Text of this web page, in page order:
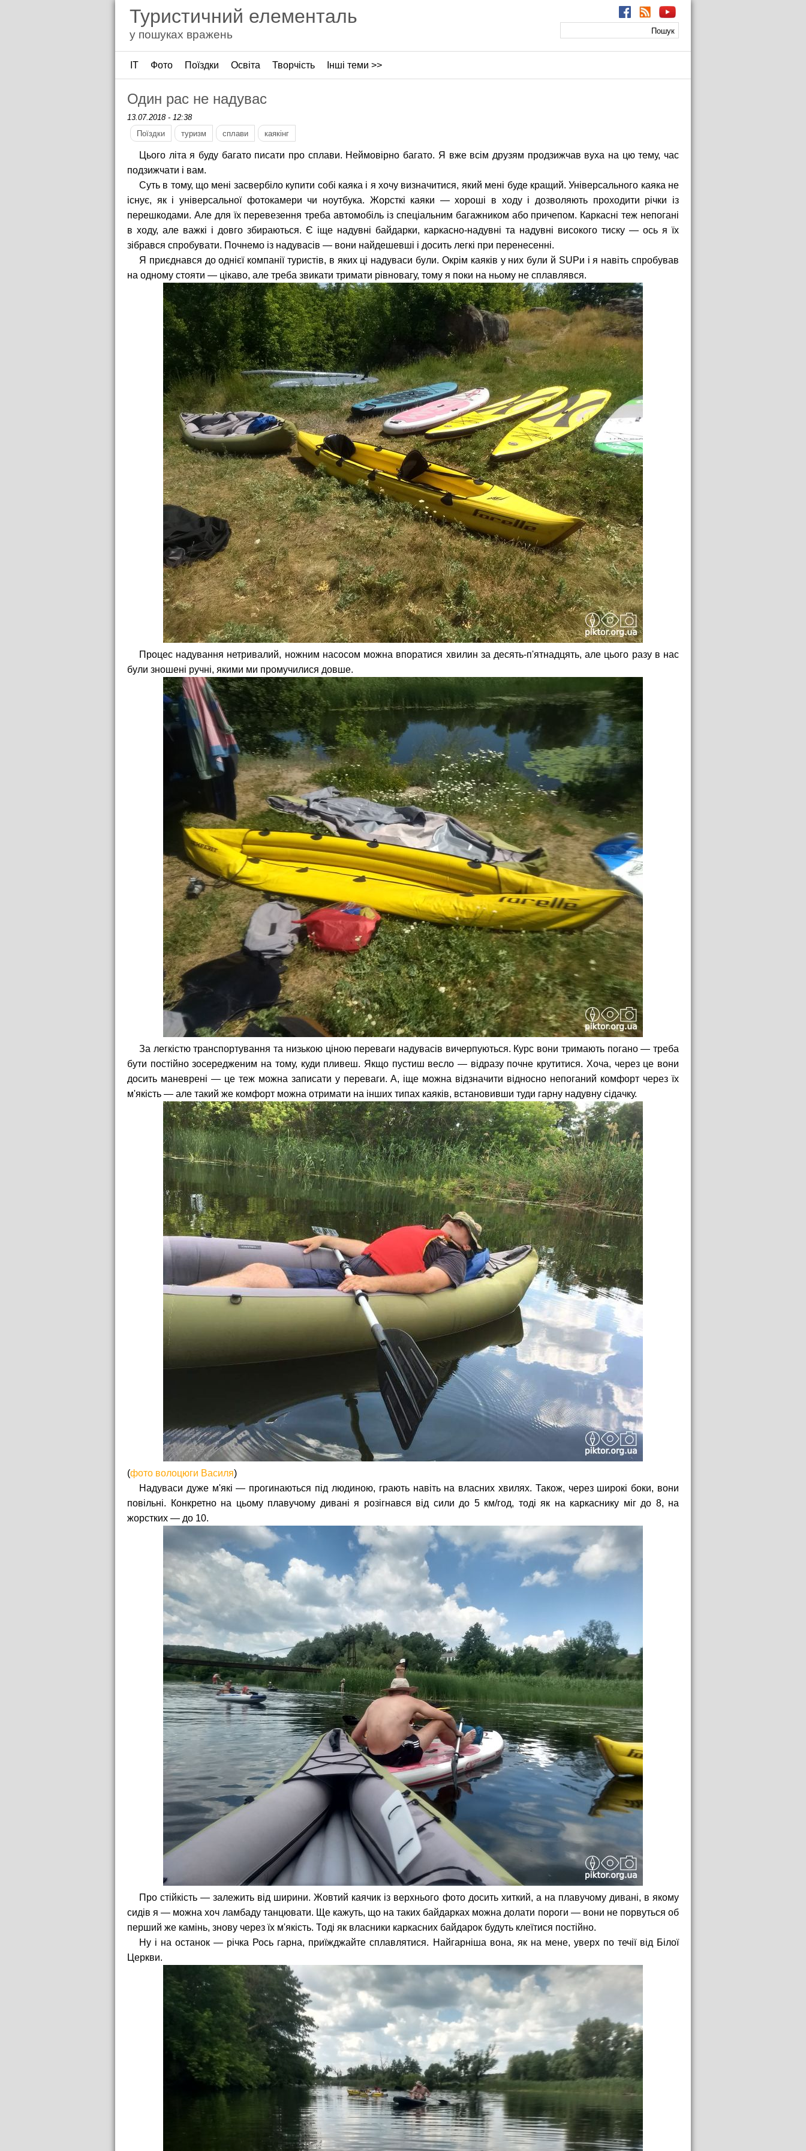
Туристичний елементаль
у пошуках вражень
Пошукова
форма
ІТ Фото Поїздки Освіта Творчість Інші теми >>
Один рас не надувас
13.07.2018 - 12:38
Поїздки
туризм сплави каякінг
Цього літа я буду багато писати про сплави. Неймовірно багато. Я вже всім друзям продзижчав вуха на цю тему, час
подзижчати і вам.
Суть в тому, що мені засвербіло купити собі каяка і я хочу визначитися, який мені буде кращий. Універсального каяка не
існує, як і універсальної фотокамери чи ноутбука. Жорсткі каяки — хороші в ходу і дозволяють проходити річки із
перешкодами. Але для їх перевезення треба автомобіль із спеціальним багажником або причепом. Каркасні теж непогані
в ходу, але важкі і довго збираються. Є іще надувні байдарки, каркасно-надувні та надувні високого тиску — ось я їх
зібрався спробувати. Почнемо із надувасів — вони найдешевші і досить легкі при перенесенні.
Я приєднався до однієї компанії туристів, в яких ці надуваси були. Окрім каяків у них були й SUPи і я навіть спробував
на одному стояти — цікаво, але треба звикати тримати рівновагу, тому я поки на ньому не сплавлявся.
Процес надування нетривалий, ножним насосом можна впоратися хвилин за десять-п'ятнадцять, але цього разу в нас
були зношені ручні, якими ми промучилися довше.
За легкістю транспортування та низькою ціною переваги надувасів вичерпуються. Курс вони тримають погано — треба
бути постійно зосередженим на тому, куди пливеш. Якщо пустиш весло — відразу почне крутитися. Хоча, через це вони
досить маневрені — це теж можна записати у переваги. А, іще можна відзначити відносно непоганий комфорт через їх
м'якість — але такий же комфорт можна отримати на інших типах каяків, встановивши туди гарну надувну сідачку.
(фото волоцюги Василя)
Надуваси дуже м'які — прогинаються під людиною, грають навіть на власних хвилях. Також, через широкі боки, вони
повільні. Конкретно на цьому плавучому дивані я розігнався від сили до 5 км/год, тоді як на каркаснику міг до 8, на
жорстких — до 10.
Про стійкість — залежить від ширини. Жовтий каячик із верхнього фото досить хиткий, а на плавучому дивані, в якому
сидів я — можна хоч ламбаду танцювати. Ще кажуть, що на таких байдарках можна долати пороги — вони не порвуться об
перший же камінь, знову через їх м'якість. Тоді як власники каркасних байдарок будуть клеїтися постійно.
Ну і на останок — річка Рось гарна, приїжджайте сплавлятися. Найгарніша вона, як на мене, уверх по течії від Білої
Церкви.